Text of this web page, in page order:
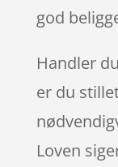
god
Handler
er du
Loven